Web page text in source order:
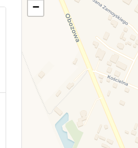
−